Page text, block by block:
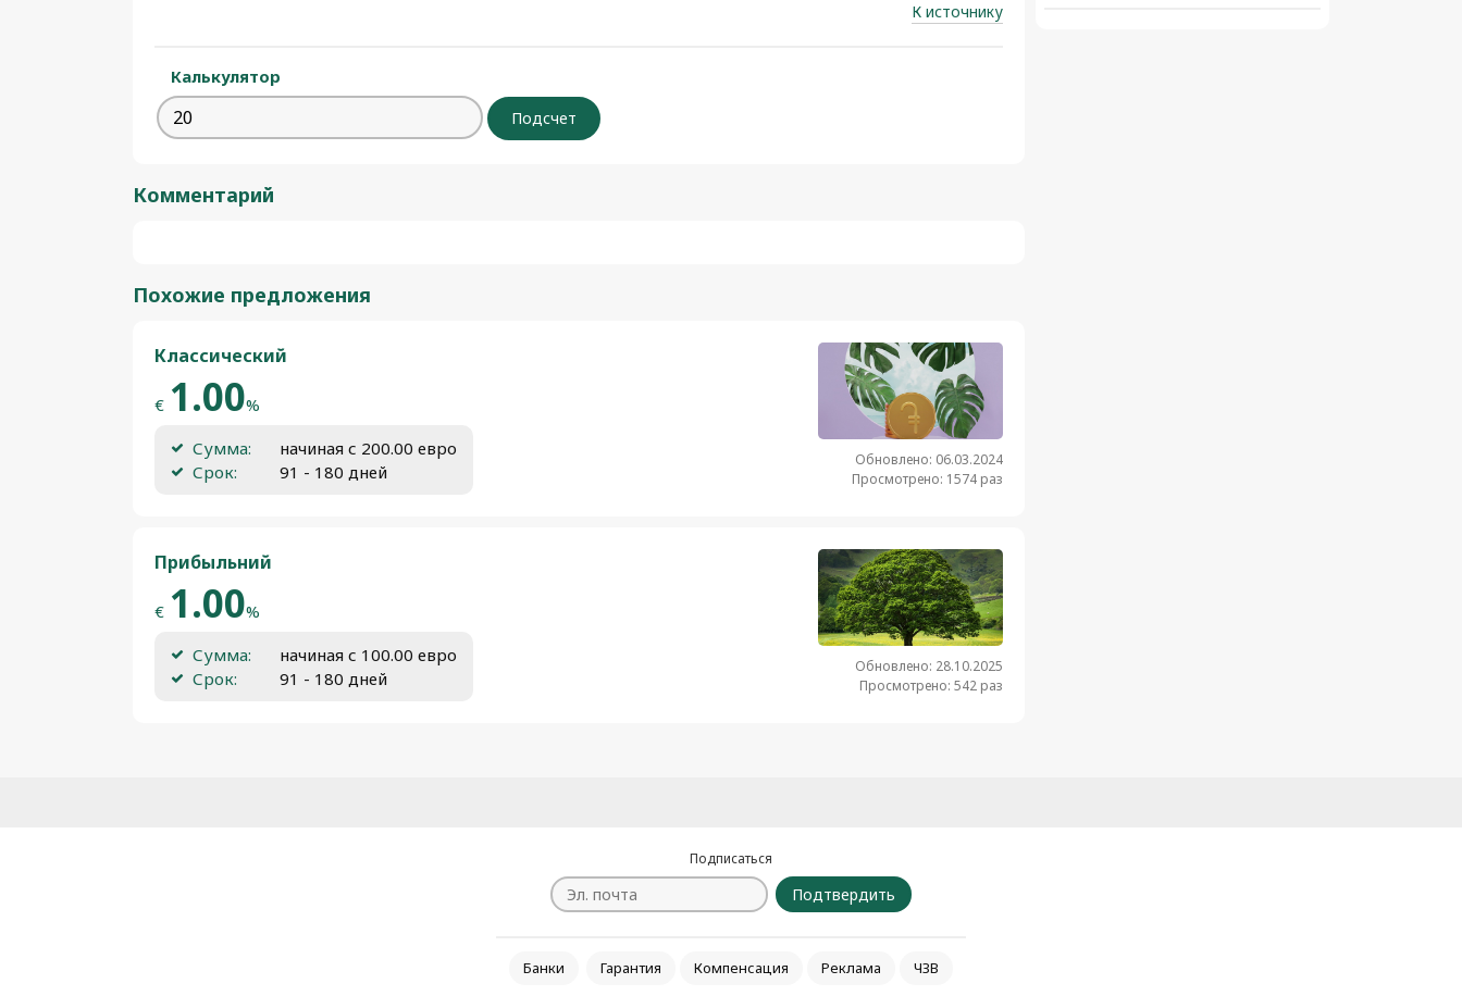
К источнику
Калькулятор
Комментарий
Похожие предложения
Обновлено: 06.03.2024
Просмотрено: 1574 раз
Классический
€ 1.00%
Сумма:
начиная с 200.00 евро
Срок:
91 - 180 дней
Обновлено: 28.10.2025
Просмотрено: 542 раз
Прибыльний
€ 1.00%
Сумма:
начиная с 100.00 евро
Срок:
91 - 180 дней
Подписаться
Подтвердить
Банки Гарантия Компенсация Реклама ЧЗВ